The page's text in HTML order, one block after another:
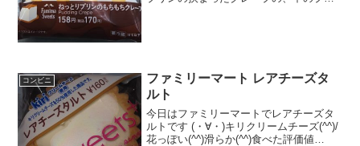
コンビニ
ファミリーマート レアチーズタ
ルト
今日はファミリーマートでレアチーズタ
ルトです (・∀・)キリクリームチーズ(^^)/
花っぽい(^^)滑らか(^^)食べた評価値